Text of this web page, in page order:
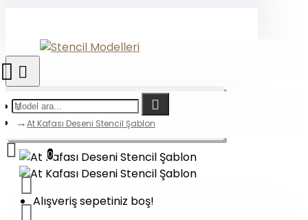
0
Alışveriş sepetiniz boş!
At Kafası Deseni Stencil Şablon